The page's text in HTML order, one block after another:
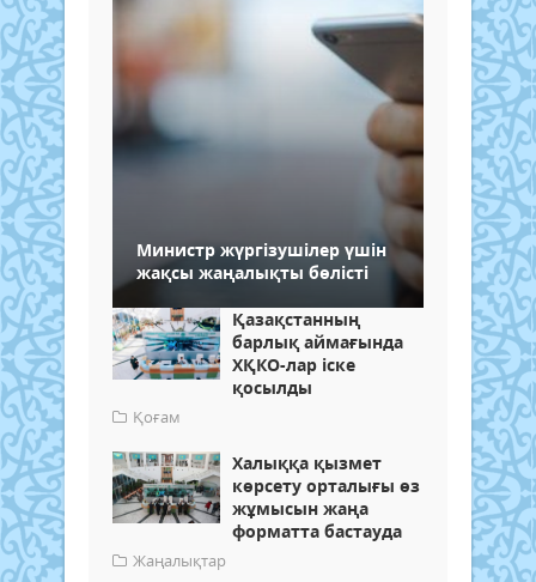
Министр жүргізушілер үшін
жақсы жаңалықты бөлісті
Қазақстанның
барлық аймағында
ХҚКО-лар іске
қосылды
Қоғам
Халыққа қызмет
көрсету орталығы өз
жұмысын жаңа
форматта бастауда
Жаңалықтар